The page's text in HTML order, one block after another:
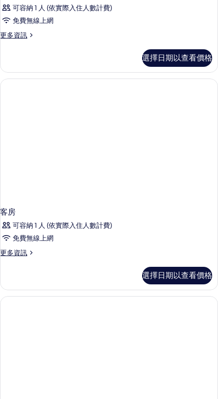
可容納 1 人 (依實際入住人數計費)
免費無線上網
更多資訊
更
的
詳
情
選擇日期以查看價格
客房
可容納 1 人 (依實際入住人數計費)
免費無線上網
更多資訊
更
的
詳
情
選擇日期以查看價格